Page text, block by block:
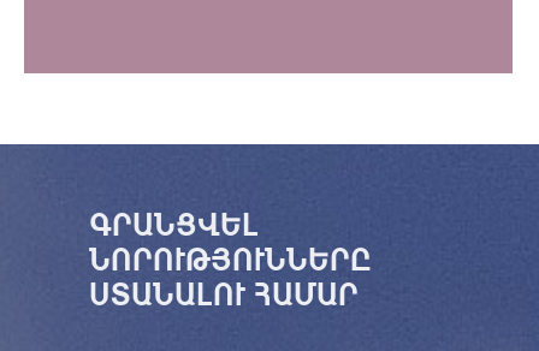
ԳՐԱՆՑՎԵԼ
ՆՈՐՈՒԹՅՈՒՆՆԵՐԸ
ՍՏԱՆԱԼՈՒ ՀԱՄԱՐ